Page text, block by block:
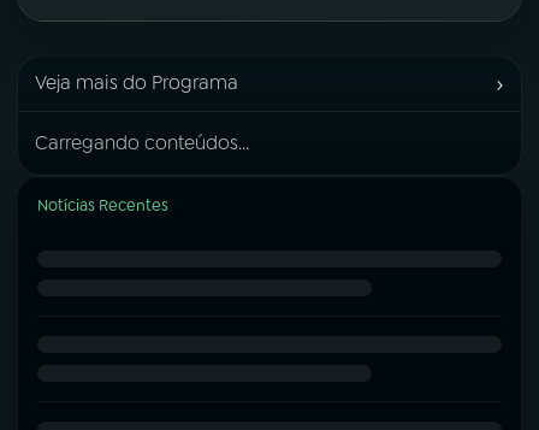
Veja mais do Programa ›
Carregando conteúdos...
Notícias Recentes